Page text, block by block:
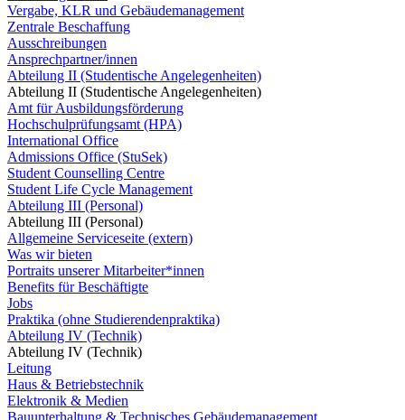
Vergabe, KLR und Gebäudemanagement
Zentrale Beschaffung
Ausschreibungen
Ansprechpartner/innen
Abteilung II (Studentische Angelegenheiten)
Abteilung II (Studentische Angelegenheiten)
Amt für Ausbildungsförderung
Hochschulprüfungsamt (HPA)
International Office
Admissions Office (StuSek)
Student Counselling Centre
Student Life Cycle Management
Abteilung III (Personal)
Abteilung III (Personal)
Allgemeine Serviceseite (extern)
Was wir bieten
Portraits unserer Mitarbeiter*innen
Benefits für Beschäftigte
Jobs
Praktika (ohne Studierendenpraktika)
Abteilung IV (Technik)
Abteilung IV (Technik)
Leitung
Haus & Betriebstechnik
Elektronik & Medien
Bauunterhaltung & Technisches Gebäudemanagement